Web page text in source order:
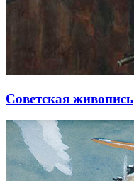
Советская живопись